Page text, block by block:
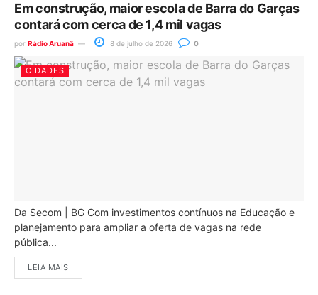
Em construção, maior escola de Barra do Garças
contará com cerca de 1,4 mil vagas
por Rádio Aruanã 8 de julho de 2026 0
CIDADES
Da Secom | BG Com investimentos contínuos na Educação e
planejamento para ampliar a oferta de vagas na rede
pública...
LEIA MAIS